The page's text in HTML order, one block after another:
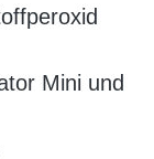
Mini und